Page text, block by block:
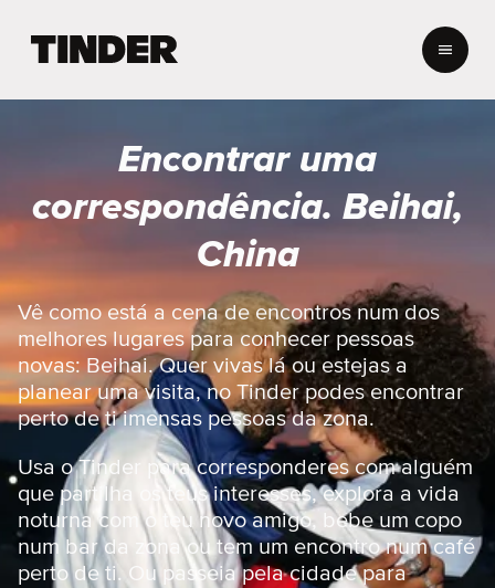
a
n
a
l
d
o
T
i
n
d
e
r
Encontrar uma
correspondência. Beihai,
China
Vê como está a cena de encontros num dos
melhores lugares para conhecer pessoas
novas: Beihai. Quer vivas lá ou estejas a
planear uma visita, no Tinder podes encontrar
perto de ti imensas pessoas da zona.
Usa o Tinder para corresponderes com alguém
que partilha os teus interesses, explora a vida
noturna com o teu novo amigo, bebe um copo
num bar da zona ou tem um encontro num café
perto de ti. Ou passeia pela cidade para